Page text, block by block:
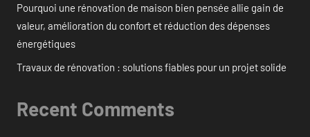
Pourquoi une rénovation de maison bien pensée allie gain de
valeur, amélioration du confort et réduction des dépenses
énergétiques
Travaux de rénovation : solutions fiables pour un projet solide
Recent Comments